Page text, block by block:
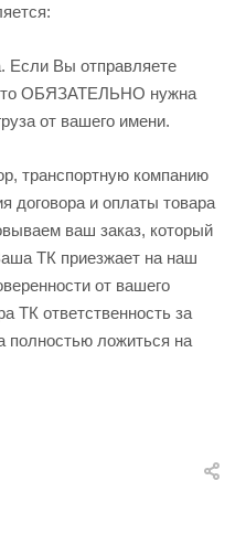
Если Вы отправляете
то ОБЯЗАТЕЛЬНО нужна
от вашего имени.
транспортную компанию
договора и оплаты товара
ваш заказ, который
ТК приезжает на наш
от вашего
ТК ответственность за
полностью ложиться на